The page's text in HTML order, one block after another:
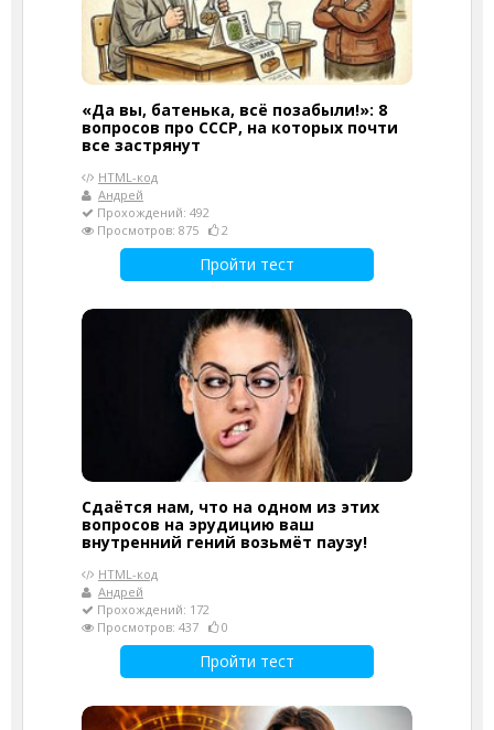
«Да вы, батенька, всё позабыли!»: 8
вопросов про СССР, на которых почти
все застрянут
HTML-код
Андрей
Прохождений: 492
Просмотров: 875
2
Пройти тест
Сдаётся нам, что на одном из этих
вопросов на эрудицию ваш
внутренний гений возьмёт паузу!
HTML-код
Андрей
Прохождений: 172
Просмотров: 437
0
Пройти тест